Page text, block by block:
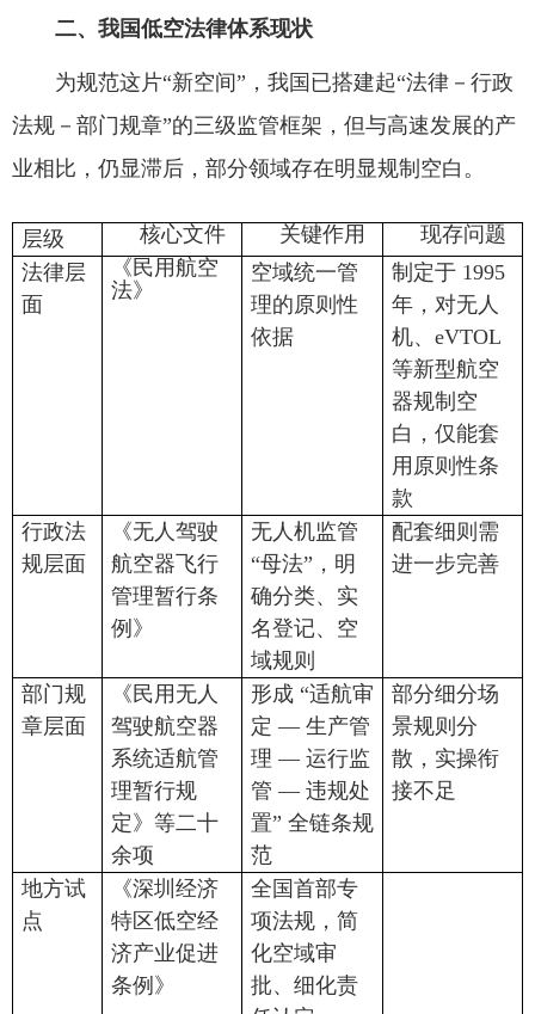
二、我国低空法律体系现状
为规范这片“新空间”，我国已搭建起“法律－行政
法规－部门规章”的三级监管框架，但与高速发展的产
业相比，仍显滞后，部分领域存在明显规制空白。
层级 核心文件 关键作用
现存问题
法律层
面
《民用航空
法》
空域统一管
理的原则性
依据
制定于 1995
年，对无人
机、eVTOL
等新型航空
器规制空
白，仅能套
用原则性条
款
行政法
规层面
《无人驾驶
航空器飞行
管理暂行条
例》
无人机监管
“母法”，明
确分类、实
名登记、空
域规则
配套细则需
进一步完善
部门规
章层面
《民用无人
驾驶航空器
系统适航管
理暂行规
定》等二十
余项
形成 “适航审
定 — 生产管
理 — 运行监
管 — 违规处
置” 全链条规
范
部分细分场
景规则分
散，实操衔
接不足
地方试
点
《深圳经济
特区低空经
济产业促进
条例》
全国首部专
项法规，简
化空域审
批、细化责